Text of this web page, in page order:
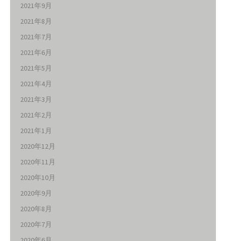
2021年9月
2021年8月
2021年7月
2021年6月
2021年5月
2021年4月
2021年3月
2021年2月
2021年1月
2020年12月
2020年11月
2020年10月
2020年9月
2020年8月
2020年7月